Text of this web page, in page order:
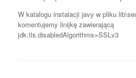
W katalogu instalacji javy w pliku
komentujemy linijkę zawierającą
jdk.tls.disabledAlgorithms=SSLv3